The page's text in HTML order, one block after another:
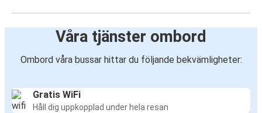
Våra tjänster ombord
Ombord våra bussar hittar du följande bekvämligheter:
Gratis WiFi
Håll dig uppkopplad under hela resan